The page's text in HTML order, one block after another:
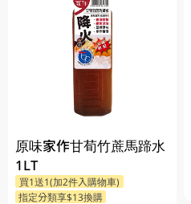
原味家作甘荀竹蔗馬蹄水
1LT
買1送1(加2件入購物車)
指定分類享$13換購